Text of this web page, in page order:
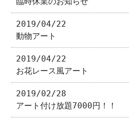
2019/04/22
動物アート
2019/04/22
お花レース風アート
2019/02/28
アート付け放題7000円！！